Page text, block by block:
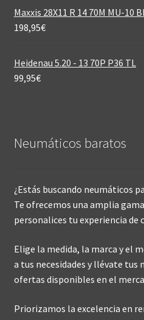
Maxxis 28X11 R 14 70M MU-10
198,95€
Heidenau 5.20 - 13 70P P36 TL
99,95€
Neumáticos baratos
¿Estás buscando neumáticos
Te ofrecemos una amplia
personalices tu experiencia de
Elige la medida, la marca y el
a tus necesidades y llévate tus
ofertas disponibles en el
Priorizamos la excelencia en